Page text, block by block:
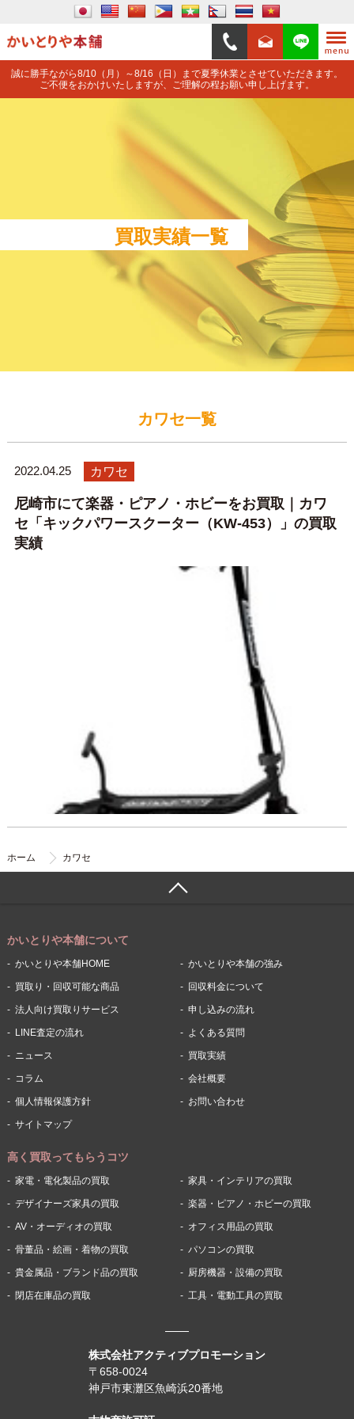
誠に勝手ながら8/10（月）～8/16（日）まで夏季休業とさせていただきます。
ご不便をおかけいたしますが、ご理解の程お願い申し上げます。
買取実績一覧
カワセ一覧
2022.04.25 カワセ
尼崎市にて楽器・ピアノ・ホビーをお買取｜カワ
セ「キックパワースクーター（KW-453）」の買取
実績
ホーム カワセ
株式会社アクティブプロモーション
〒658-0024
神戸市東灘区魚崎浜20番地
かいとりや本舗について
かいとりや本舗HOME かいとりや本舗の強み
買取り・回収可能な商品 回収料金について
法人向け買取りサービス 申し込みの流れ
LINE査定の流れ よくある質問
ニュース 買取実績
コラム 会社概要
個人情報保護方針 お問い合わせ
サイトマップ
高く買取ってもらうコツ
家電・電化製品の買取 家具・インテリアの買取
デザイナーズ家具の買取 楽器・ピアノ・ホビーの買取
AV・オーディオの買取 オフィス用品の買取
骨董品・絵画・着物の買取 パソコンの買取
貴金属品・ブランド品の買取 厨房機器・設備の買取
閉店在庫品の買取 工具・電動工具の買取